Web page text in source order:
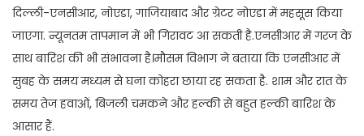
दिल्ली-एनसीआर, नोएडा, गाजियाबाद और ग्रेटर नोएडा में महसूस किया
जाएगा. न्यूनतम तापमान में भी गिरावट आ सकती है.एनसीआर में गरज के
साथ बारिश की भी संभावना है।मौसम विभाग ने बताया कि एनसीआर में
सुबह के समय मध्यम से घना कोहरा छाया रह सकता है. शाम और रात के
समय तेज हवाओं, बिजली चमकने और हल्की से बहुत हल्की बारिश के
आसार हैं.